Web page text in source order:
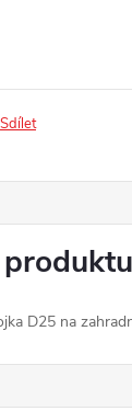
Sdílet
D25 na